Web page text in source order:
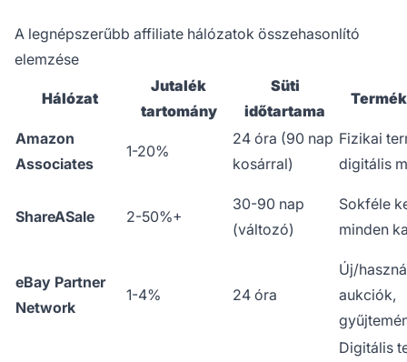
A legnépszerűbb affiliate hálózatok összehasonlító
elemzése
Hálózat
Jutalék
tartomány
Süti
időtartama
Amazon
Associates
1-20%
24 óra (90 nap
kosárral)
Fizikai
digitális
ShareASale 2-50%+
30-90 nap
(változó)
Sokféle
minden
eBay Partner
Network
1-4% 24 óra
Új/
aukciók,
Digitális